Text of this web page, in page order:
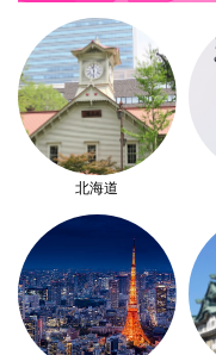
北海道